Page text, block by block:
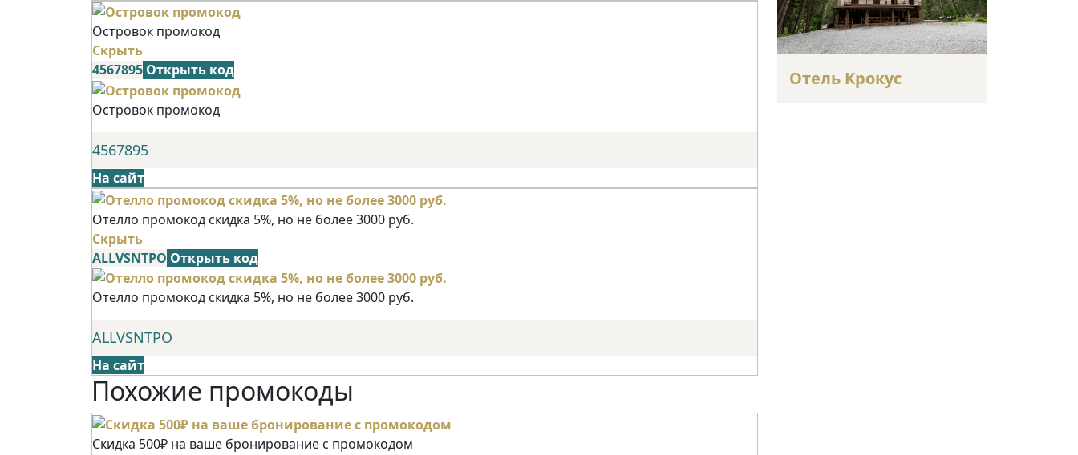
Островок промокод
Скрыть
4567895 Открыть код
Островок промокод
4567895
На сайт
Отелло промокод скидка 5%, но не более 3000 руб.
Скрыть
ALLVSNTPO Открыть код
Отелло промокод скидка 5%, но не более 3000 руб.
ALLVSNTPO
На сайт
Похожие промокоды
Скидка 500₽ на ваше бронирование с промокодом
Отель Крокус